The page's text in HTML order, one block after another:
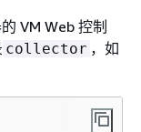
VM Web 控制
collector ，如